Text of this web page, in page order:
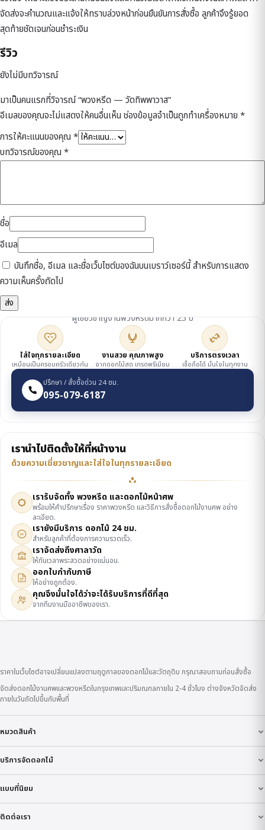
จัดส่งจะคำนวณและแจ้งให้ทราบล่วงหน้าก่อนยืนยันการสั่งซื้อ ลูกค้าจึงรู้ยอด
สุดท้ายชัดเจนก่อนชำระเงิน
รีวิว
ยังไม่มีบทวิจารณ์
มาเป็นคนแรกที่วิจารณ์ “พวงหรีด — วัดทิพพาวาส”
อีเมลของคุณจะไม่แสดงให้คนอื่นเห็น ช่องข้อมูลจำเป็นถูกทำเครื่องหมาย *
การให้คะแนนของคุณ *
บทวิจารณ์ของคุณ *
ชื่อ
อีเมล
บันทึกชื่อ, อีเมล และชื่อเว็บไซต์ของฉันบนเบราว์เซอร์นี้ สำหรับการแสดง
ความเห็นครั้งถัดไป
ผู้เชี่ยวชาญงานพวงหรีดมากกว่า 25 ปี
ใส่ใจทุกรายละเอียด
เหมือนเป็นครอบครัวเดียวกัน
งานสวย คุณภาพสูง
จากดอกไม้สด เกรดพรีเมียม
บริการตรงเวลา
เชื่อถือได้ มั่นใจในทุกงาน
ปรึกษา / สั่งซื้อด่วน 24 ชม.
095-079-6187
เรานำไปติดตั้งให้ที่หน้างาน
ด้วยความเชี่ยวชาญและใส่ใจในทุกรายละเอียด
เรารับจัดทั้ง พวงหรีด และดอกไม้หน้าศพ
พร้อมให้คำปรึกษาเรื่อง ราคาพวงหรีด และวิธีการสั่งซื้อดอกไม้งานศพ อย่าง
ละเอียด.
24 เรายังมีบริการ ดอกไม้ 24 ชม.
สำหรับลูกค้าที่ต้องการความรวดเร็ว.
เราจัดส่งถึงศาลาวัด
ให้ทันเวลาพระสวดอย่างแน่นอน.
ออกใบกำกับภาษี
ให้อย่างถูกต้อง.
คุณจึงมั่นใจได้ว่าจะได้รับบริการที่ดีที่สุด
จากทีมงานมืออาชีพของเรา.
ราคาในเว็บไซต์อาจเปลี่ยนแปลงตามฤดูกาลของดอกไม้และวัตถุดิบ กรุณาสอบถามก่อนสั่งซื้อ
จัดส่งดอกไม้งานศพและพวงหรีดในกรุงเทพและปริมณฑลภายใน 2-4 ชั่วโมง ต่างจังหวัดจัดส่ง
ภายในวันถัดไปขึ้นกับพื้นที่
หมวดสินค้า
บริการจัดดอกไม้
แบบที่นิยม
ติดต่อเรา